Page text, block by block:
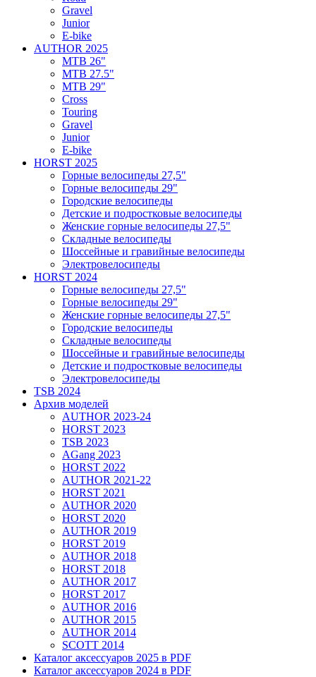
Gravel
Junior
E-bike
AUTHOR 2025
MTB 26"
MTB 27.5"
MTB 29"
Cross
Touring
Gravel
Junior
E-bike
HORST 2025
Горные велосипеды 27,5"
Горные велосипеды 29"
Городские велосипеды
Детские и подростковые велосипеды
Женские горные велосипеды 27,5"
Складные велосипеды
Шоссейные и гравийные велосипеды
Электровелосипеды
HORST 2024
Горные велосипеды 27,5"
Горные велосипеды 29"
Женские горные велосипеды 27,5"
Городские велосипеды
Складные велосипеды
Шоссейные и гравийные велосипеды
Детские и подростковые велосипеды
Электровелосипеды
TSB 2024
Архив моделей
AUTHOR 2023-24
HORST 2023
TSB 2023
AGang 2023
HORST 2022
AUTHOR 2021-22
HORST 2021
AUTHOR 2020
HORST 2020
AUTHOR 2019
HORST 2019
AUTHOR 2018
HORST 2018
AUTHOR 2017
HORST 2017
AUTHOR 2016
AUTHOR 2015
AUTHOR 2014
SCOTT 2014
Каталог аксессуаров 2025 в PDF
Каталог аксессуаров 2024 в PDF